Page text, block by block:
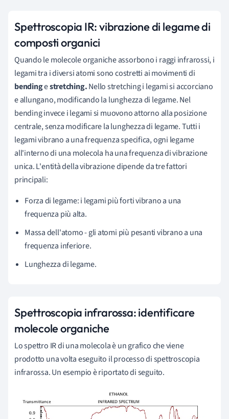
Spettroscopia IR: vibrazione di legame di
composti organici
Quando le molecole organiche assorbono i raggi infrarossi, i
legami tra i diversi atomi sono costretti ai movimenti di
bendingestretching.Nellostretchingi legami si accorciano
e allungano, modificando la lunghezza di legame. Nel
bending invece i legami si muovono attorno alla posizione
centrale, senza modificare la lunghezza di legame. Tutti i
legami vibrano a una frequenza specifica, ogni legame
all'interno di una molecola ha una frequenza di vibrazione
unica. L'entità della vibrazione dipende da tre fattori
principali:
Forza di legame: i legami più forti vibrano a una
frequenza più alta.
Massa dell'atomo - gli atomi più pesanti vibrano a una
frequenza inferiore.
Lunghezza di legame.
Spettroscopia infrarossa: identificare
molecole organiche
Lo spettro IR di una molecola è un grafico che viene
prodotto una volta eseguito il processo di spettroscopia
infrarossa. Un esempio è riportato di seguito.